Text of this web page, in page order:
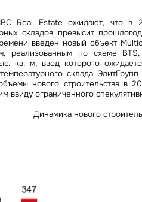
Real Estate ожидают, что в
складов превысит
введен новый объект
реализованным по схеме
кв. м, ввод которого
склада
нового строительства в
ввиду ограниченного
Динамика нового